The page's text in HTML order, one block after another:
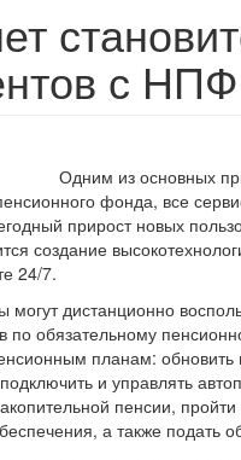
с
Одним из основных
фонда, все
прирост новых
создание
24/7.
могут дистанционно
по обязательному
планам: обновить
и управлять
пенсии,
а также подать